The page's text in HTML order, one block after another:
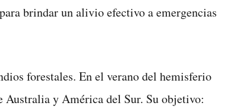
brindar un alivio efectivo a emergencias
forestales. En el verano del hemisferio
Australia y América del Sur. Su objetivo: